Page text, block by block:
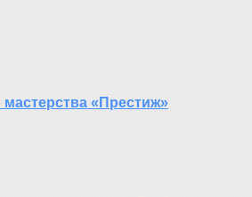
«Престиж»